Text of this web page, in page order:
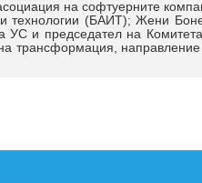
на софтуерните
технологии (БАИТ); Жени
УС и председател на
трансформация,